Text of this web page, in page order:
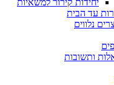
יחידות קירור למשאיות
עד הבית
נלווים
ותשובות